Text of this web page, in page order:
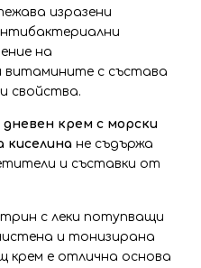
изразени
на
с състава
свойства.
крем с морски
киселина не съдържа
и съставки от
с леки потупващи
и тонизирана
крем е отлична основа